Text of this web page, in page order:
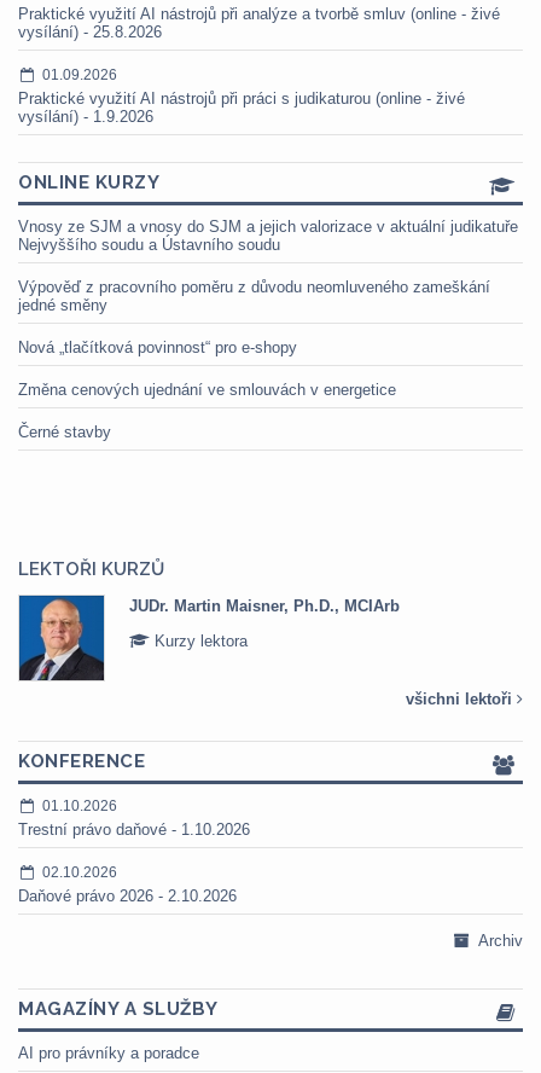
Praktické využití AI nástrojů při analýze a tvorbě smluv (online - živé
vysílání) - 25.8.2026
01.09.2026
Praktické využití AI nástrojů při práci s judikaturou (online - živé
vysílání) - 1.9.2026
ONLINE KURZY
Vnosy ze SJM a vnosy do SJM a jejich valorizace v aktuální judikatuře
Nejvyššího soudu a Ústavního soudu
Výpověď z pracovního poměru z důvodu neomluveného zameškání
jedné směny
Nová „tlačítková povinnost“ pro e-shopy
Změna cenových ujednání ve smlouvách v energetice
Černé stavby
LEKTOŘI KURZŮ
JUDr. Martin Maisner, Ph.D., MCIArb
Kurzy lektora
všichni lektoři
KONFERENCE
01.10.2026
Trestní právo daňové - 1.10.2026
02.10.2026
Daňové právo 2026 - 2.10.2026
Archiv
MAGAZÍNY A SLUŽBY
AI pro právníky a poradce